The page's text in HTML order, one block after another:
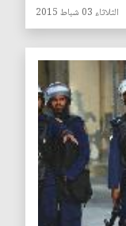
الثلاثاء 03 شباط 2015